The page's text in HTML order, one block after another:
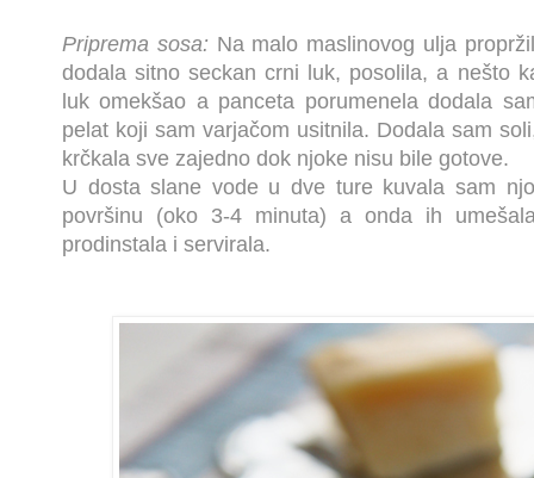
Priprema sosa: Na malo maslinovog ulja
dodala sitno seckan crni luk, posolila, a nešto
luk omekšao a panceta porumenela dodala
pelat koji sam varjačom usitnila. Dodala sam
krčkala sve zajedno dok njoke nisu bile gotove.
U dosta slane vode u dve ture kuvala sam
površinu (oko 3-4 minuta) a onda ih
prodinstala i servirala.